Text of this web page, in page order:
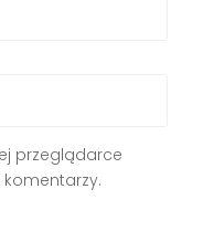
przeglądarce